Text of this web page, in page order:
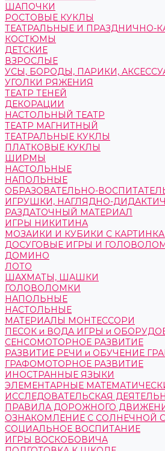
ШАПОЧКИ
РОСТОВЫЕ КУКЛЫ
ТЕАТРАЛЬНЫЕ И ПРАЗДНИЧНО-
КОСТЮМЫ
ДЕТСКИЕ
ВЗРОСЛЫЕ
УСЫ, БОРОДЫ, ПАРИКИ,
УГОЛКИ РЯЖЕНИЯ
ТЕАТР ТЕНЕЙ
ДЕКОРАЦИИ
НАСТОЛЬНЫЙ ТЕАТР
ТЕАТР МАГНИТНЫЙ
ТЕАТРАЛЬНЫЕ КУКЛЫ
ПЛАТКОВЫЕ КУКЛЫ
ШИРМЫ
НАСТОЛЬНЫЕ
НАПОЛЬНЫЕ
ОБРАЗОВАТЕЛЬНО-
ИГРУШКИ, НАГЛЯДНО-
РАЗДАТОЧНЫЙ МАТЕРИАЛ
ИГРЫ НИКИТИНА
МОЗАИКИ И КУБИКИ С
ДОСУГОВЫЕ ИГРЫ И
ДОМИНО
ЛОТО
ШАХМАТЫ, ШАШКИ
ГОЛОВОЛОМКИ
НАПОЛЬНЫЕ
НАСТОЛЬНЫЕ
МАТЕРИАЛЫ МОНТЕССОРИ
ПЕСОК и ВОДА ИГРЫ и
СЕНСОМОТОРНОЕ РАЗВИТИЕ
РАЗВИТИЕ РЕЧИ и ОБУЧЕНИЕ
ГРАФОМОТОРНОЕ РАЗВИТИЕ
ИНОСТРАННЫЕ ЯЗЫКИ
ЭЛЕМЕНТАРНЫЕ
ИССЛЕДОВАТЕЛЬСКАЯ
ПРАВИЛА ДОРОЖНОГО
ОЗНАКОМЛЕНИЕ С СОЛНЕЧНОЙ
СОЦИАЛЬНОЕ ВОСПИТАНИЕ
ИГРЫ ВОСКОБОВИЧА